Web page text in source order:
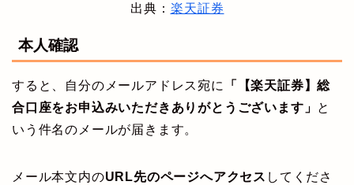
出典： 楽天証券
本人確認
すると、自分のメールアドレス宛に
「【楽天証券】総
合口座をお申込みいただきありがとうございます」 と
いう件名のメールが届きます。
メール本文内のURL先のページへアクセス してくださ